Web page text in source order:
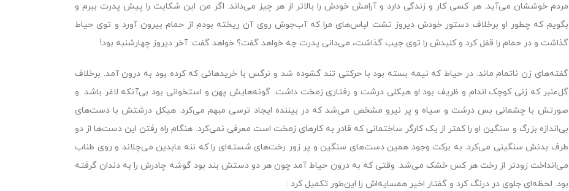
مردم خوششان مى‌آید. هر کسى کار و زندگى دارد و آرامش خودش را بالاتر از هر چیز مى‌داند. اگر من این شکایت را پیش پدرت ببرم و
بگویم که چطور او برخلاف دستور خودش دیروز تشت لباس‌هاى مرا که آب‌جوش روى آن ریخته بودم از حمام بیرون آورد و توى حیاط
گذاشت و در حمام را قفل کرد و کلیدش را توى جیب گذاشت، مى‌دانى پدرت چه خواهد گفت؟ خواهد گفت: آخر دیروز چهارشنبه بود!
گفته‌هاى زن ناتمام ماند. در حیاط که نیمه بسته بود با حرکتى تند گشوده شد و نرگس با خریدهائى که کرده بود به درون آمد. برخلاف
گل‌عنبر که زنى کوچک اندام و ظریف بود او هیکلى درشت و رفتارى زمخت داشت. گونه‌هایش پهن و استخوانى بود بى‌آنکه لاغر باشد. و
صورتش با چشمانى بس درشت و سیاه و پر نیرو مشخص مى‌شد که در بیننده ایجاد ترسى مبهم مى‌کرد. هیکل درشتش با دست‌هاى
بى‌اندازه بزرگ و سنگین او را کمتر از یک کارگر ساختمانى که قادر به کارهاى زمخت است معرفى نمى‌کرد. هنگام راه رفتن این دست‌ها از دو
طرف بدنش سنگینى مى‌کرد. به برکت وجود همین دست‌هاى سنگین و پر زور رخت‌هاى شسته‌اى را که ننه عابدین مى‌چلاند و روى طناب
مى‌انداخت زودتر از رخت هر کس خشک مى‌شد. وقتى که به درون حیاط آمد چون هر دو دستش بند بود گوشه چادرش را به دندان گرفته
بود. لحظه‌اى جلوى در درنگ کرد و گفتار اخیر همسایه‌اش را این‌طور تکمیل کرد :